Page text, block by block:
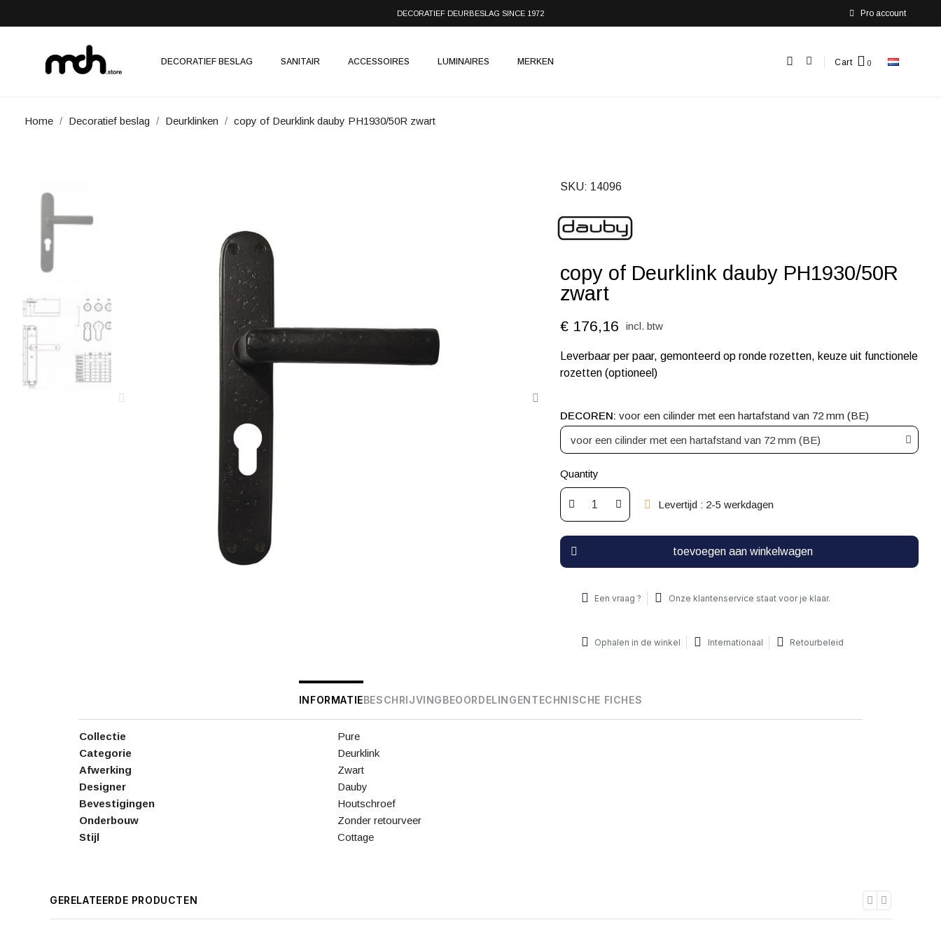
DECORATIEF DEURBESLAG SINCE 1972 Pro account
DECORATIEF BESLAG SANITAIR ACCESSOIRES LUMINAIRES MERKEN Cart
Home Decoratief beslag Deurklinken copy of Deurklink dauby PH1930/50R zwart
SKU 14096
copy of Deurklink dauby PH1930/50R
zwart
€ 176,16 incl. btw
Leverbaar per paar, gemonteerd op ronde rozetten, keuze uit functionele
rozetten (optioneel)
DECOREN voor een cilinder met een hartafstand van 72 mm (BE)
Quantity
Levertijd : 2-5 werkdagen
toevoegen aan winkelwagen
Een vraag ? Onze klantenservice staat voor je klaar.
Ophalen in de winkel Internationaal Retourbeleid
INFORMATIEBESCHRIJVINGBEOORDELINGENTECHNISCHE FICHES
Collectie
Pure
Categorie
Deurklink
Afwerking
Zwart
Designer
Dauby
Bevestigingen
Houtschroef
Onderbouw
Zonder retourveer
Stijl
Cottage
GERELATEERDE PRODUCTEN